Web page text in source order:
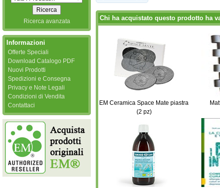
Chi ha acquistato questo prodotto ha
EM Ceramica Space Mate piastra
(2 pz)
Ricerca avanzata
Informazioni
Offerte Speciali
Download Catalogo PDF
Nuovi Prodotti
Spedizioni e Consegna
Privacy e Note Legali
Condizioni di Vendita
Contattaci